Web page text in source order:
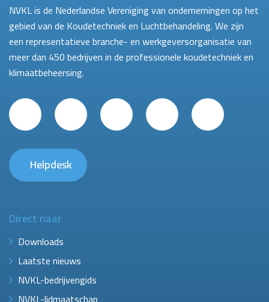
NVKL is de Nederlandse Vereniging van ondernemingen op het
gebied van de Koudetechniek en Luchtbehandeling. We zijn
een representatieve branche- en werkgeversorganisatie van
meer dan 450 bedrijven in de professionele koudetechniek en
klimaatbeheersing.
Helpdesk
Direct naar
Downloads
Laatste nieuws
NVKL-bedrijvengids